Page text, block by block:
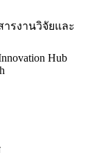
ารงานวิจัยและ
Hub